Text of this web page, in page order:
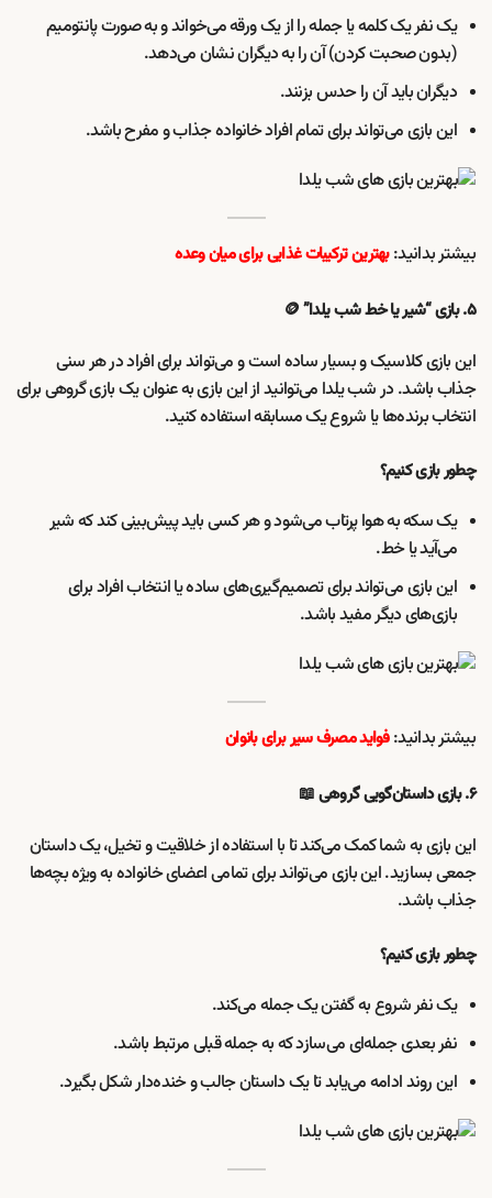
یک نفر یک کلمه یا جمله را از یک ورقه می‌خواند و به صورت پانتومیم
(بدون صحبت کردن) آن را به دیگران نشان می‌دهد.
دیگران باید آن را حدس بزنند.
این بازی می‌تواند برای تمام افراد خانواده جذاب و مفرح باشد.
بیشتر بدانید:بهترین ترکیبات غذایی برای میان وعده
۵. بازی “شیر یا خط شب یلدا” 🪙
این بازی کلاسیک و بسیار ساده است و می‌تواند برای افراد در هر سنی
جذاب باشد. در شب یلدا می‌توانید از این بازی به عنوان یک بازی گروهی برای
انتخاب برنده‌ها یا شروع یک مسابقه استفاده کنید.
چطور بازی کنیم؟
یک سکه به هوا پرتاب می‌شود و هر کسی باید پیش‌بینی کند که شیر
می‌آید یا خط.
این بازی می‌تواند برای تصمیم‌گیری‌های ساده یا انتخاب افراد برای
بازی‌های دیگر مفید باشد.
بیشتر بدانید:فواید مصرف سیر برای بانوان
۶. بازی داستان‌گویی گروهی 📖
این بازی به شما کمک می‌کند تا با استفاده از خلاقیت و تخیل، یک داستان
جمعی بسازید. این بازی می‌تواند برای تمامی اعضای خانواده به ویژه بچه‌ها
جذاب باشد.
چطور بازی کنیم؟
یک نفر شروع به گفتن یک جمله می‌کند.
نفر بعدی جمله‌ای می‌سازد که به جمله قبلی مرتبط باشد.
این روند ادامه می‌یابد تا یک داستان جالب و خنده‌دار شکل بگیرد.